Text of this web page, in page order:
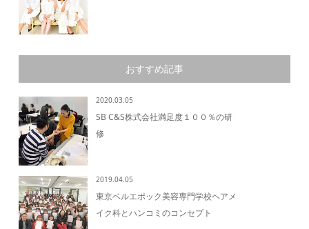
おすすめ記事
2020.03.05
SB C&S株式会社満足度１００％の研
修
2019.04.05
東京ベルエポック美容専門学校ヘアメ
イク科とハンコミのコンセプト